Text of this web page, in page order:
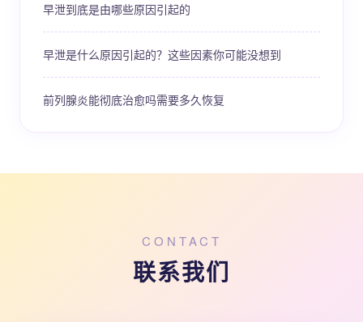
早泄到底是由哪些原因引起的
早泄是什么原因引起的？这些因素你可能没想到
前列腺炎能彻底治愈吗需要多久恢复
CONTACT
联系我们